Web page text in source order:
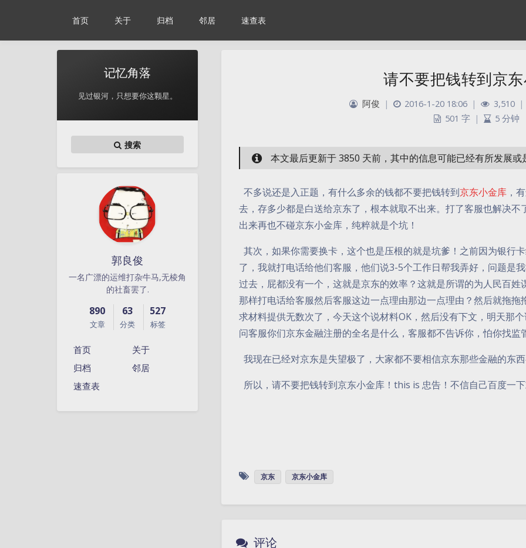
首页 关于 归档 邻居 速查表
记忆角落
见过银河，只想要你这颗星。
搜索
郭良俊
一名广漂的运维打杂牛马,无棱角
的社畜罢了.
890
文章
63
分类
527
标签
首页
关于
归档
邻居
速查表
请不要把钱转到京
阿俊 | 2016-1-20 18:06 | 3,510 |
501 字 | 5 分钟
本文最后更新于 3850 天前，其中的信息可能已经有所发展或
不多说还是入正题，有什么多余的钱都不要把钱转到京东小金库 ，
去，存多少都是白送给京东了，根本就取不出来。打了客服也解决
出来再也不碰京东小金库，纯粹就是个坑！
其次，如果你需要换卡，这个也是压根的就是坑爹！之前因为银行
了，我就打电话给他们客服，他们说3-5个工作日帮我弄好，问题是
过去，屁都没有一个，这就是京东的效率？这就是所谓的为人民百
那样打电话给客服然后客服这边一点理由那边一点理由？然后就拖拖
求材料提供无数次了，今天这个说材料OK，然后没有下文，明天那
问客服你们京东金融注册的全名是什么，客服都不告诉你，怕你找监
我现在已经对京东是失望极了，大家都不要相信京东那些金融的东西
所以，请不要把钱转到京东小金库！this is 忠告！不信自己百度一
京东 京东小金库
评论